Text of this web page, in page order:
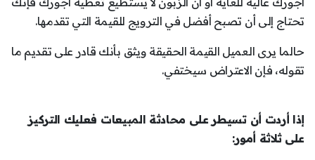
تحتاج إلى أن تصبح أفضل في الترويج للقيمة التي تقدمها.
حالما يرى العميل القيمة الحقيقة ويثق بأنك قادر على تقديم ما
تقوله، فإن الاعتراض سيختفي.
إذا أردت أن تسيطر على محادثة المبيعات فعليك التركيز
على ثلاثة أمور: